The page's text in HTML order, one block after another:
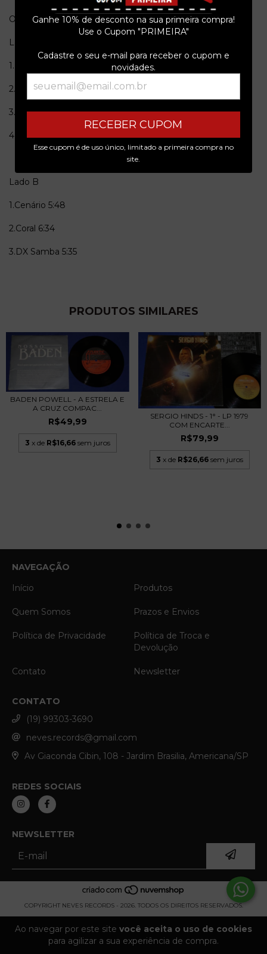
Ganhe 10% de desconto na sua primeira compra!
Use o Cupom "PRIMEIRA"
Cadastre o seu e-mail para receber o cupom e
novidades.
RECEBER CUPOM
Esse cupom é de uso único, limitado a primeira compra no
site.
Ao navegar por este site você aceita o uso de cookies
para agilizar a sua experiência de compra.
Obs. = Sem encarte.
Lado A
1.Morena
2.Trilha 5:03
3.Lua Nova 5:11
4.Um Pra Dar 2
Lado B
1.Cenário 5:48
2.Coral 6:34
3.DX Samba 5:35
PRODUTOS SIMILARES
BADEN POWELL - A ESTRELA E
A CRUZ COMPAC...
R$49,99
3 x de R$16,66 sem juros
SERGIO HINDS - 1° - LP 1979
COM ENCARTE...
R$79,99
3 x de R$26,66 sem juros
NAVEGAÇÃO
Início
Produtos
Quem Somos Prazos e Envios
Política de Privacidade
Política de Troca e
Devolução
Contato Newsletter
CONTATO
(19) 99303-3690
neves.records@gmail.com
Av Giaconda Cibin, 108 - Jardim Brasilia, Americana/SP
REDES SOCIAIS
NEWSLETTER
COPYRIGHT NEVES RECORDS - 2026. TODOS OS DIREITOS RESERVADOS.